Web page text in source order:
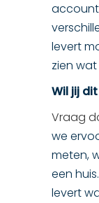
levert
zien
Wil jij
Vraag
we
meten,
een
levert